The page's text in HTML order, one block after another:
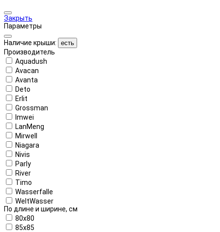
Закрыть
Параметры
Наличие крыши: есть
Производитель
Aquadush
Avacan
Avanta
Deto
Erlit
Grossman
Imwei
LanMeng
Mirwell
Niagara
Nivis
Parly
River
Timo
Wasserfalle
WeltWasser
По длине и ширине, см
80x80
85x85